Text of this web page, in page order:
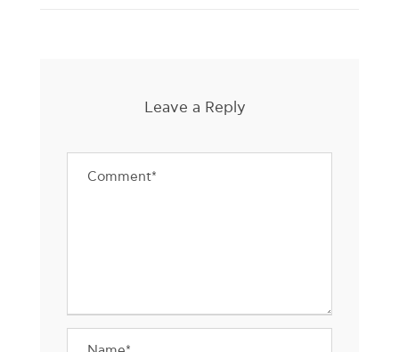
Leave a Reply